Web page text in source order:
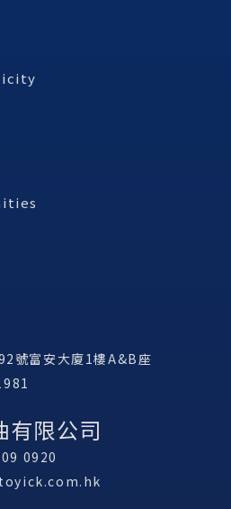
號富安大廈1樓A&B座
有限公司
0920